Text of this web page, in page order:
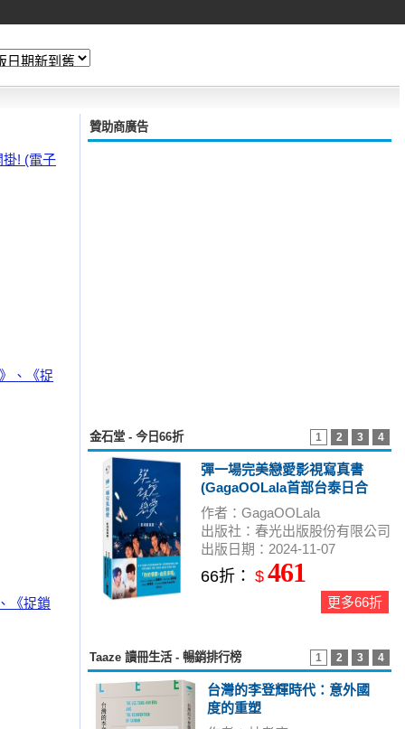
! (電子
、《捉
《捉鎖
贊助商廣告
1 2 3 4
金石堂 - 今日66折
彈一場完美戀愛影視寫真書
(GagaOOLala首部台泰日合
作BL話題台劇！)
作者：GagaOOLala
出版社：春光出版股份有限公司
出版日期：2024-11-07
66折： $ 461
更多66折
1 2 3 4
Taaze 讀冊生活 - 暢銷排行榜
台灣的李登輝時代：意外國
度的重塑